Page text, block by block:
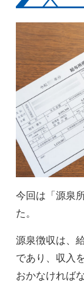
今回は「源泉
た。
源泉徴収は、
であり、収入
おかなければ